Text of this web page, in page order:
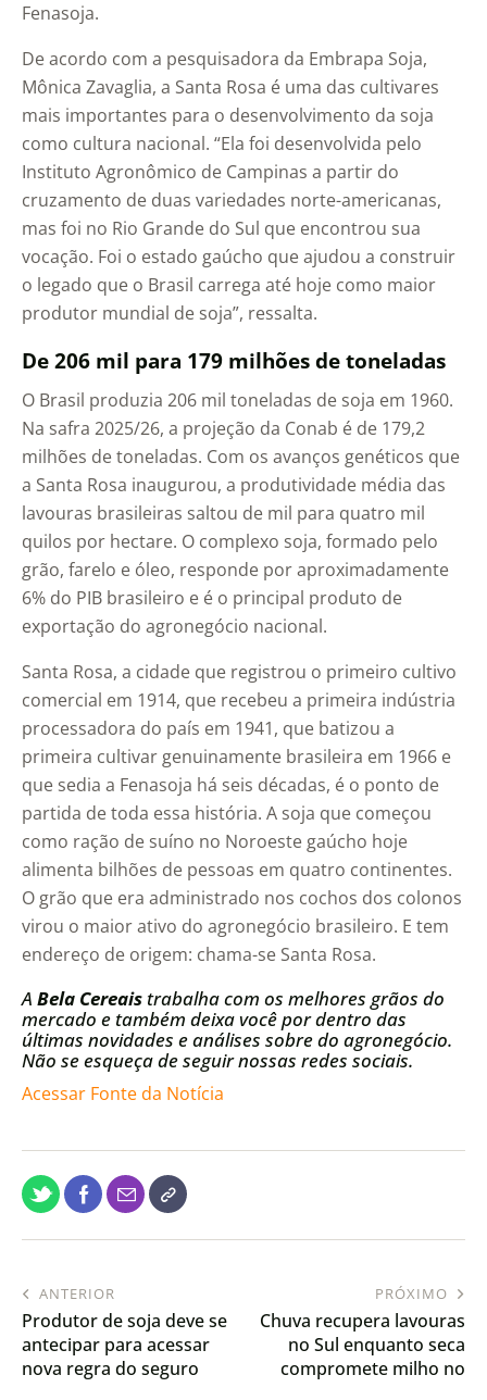
Fenasoja.
De acordo com a pesquisadora da Embrapa Soja,
Mônica Zavaglia, a Santa Rosa é uma das cultivares
mais importantes para o desenvolvimento da soja
como cultura nacional. “Ela foi desenvolvida pelo
Instituto Agronômico de Campinas a partir do
cruzamento de duas variedades norte-americanas,
mas foi no Rio Grande do Sul que encontrou sua
vocação. Foi o estado gaúcho que ajudou a construir
o legado que o Brasil carrega até hoje como maior
produtor mundial de soja”, ressalta.
De 206 mil para 179 milhões de toneladas
O Brasil produzia 206 mil toneladas de soja em 1960.
Na safra 2025/26, a projeção da Conab é de 179,2
milhões de toneladas. Com os avanços genéticos que
a Santa Rosa inaugurou, a produtividade média das
lavouras brasileiras saltou de mil para quatro mil
quilos por hectare. O complexo soja, formado pelo
grão, farelo e óleo, responde por aproximadamente
6% do PIB brasileiro e é o principal produto de
exportação do agronegócio nacional.
Santa Rosa, a cidade que registrou o primeiro cultivo
comercial em 1914, que recebeu a primeira indústria
processadora do país em 1941, que batizou a
primeira cultivar genuinamente brasileira em 1966 e
que sedia a Fenasoja há seis décadas, é o ponto de
partida de toda essa história. A soja que começou
como ração de suíno no Noroeste gaúcho hoje
alimenta bilhões de pessoas em quatro continentes.
O grão que era administrado nos cochos dos colonos
virou o maior ativo do agronegócio brasileiro. E tem
endereço de origem: chama-se Santa Rosa.
A Bela Cereais trabalha com os melhores grãos do
mercado e também deixa você por dentro das
últimas novidades e análises sobre do agronegócio.
Não se esqueça de seguir nossas redes sociais.
Acessar Fonte da Notícia
ANTERIOR
Produtor de soja deve se
antecipar para acessar
nova regra do seguro
PRÓXIMO
Chuva recupera lavouras
no Sul enquanto seca
compromete milho no